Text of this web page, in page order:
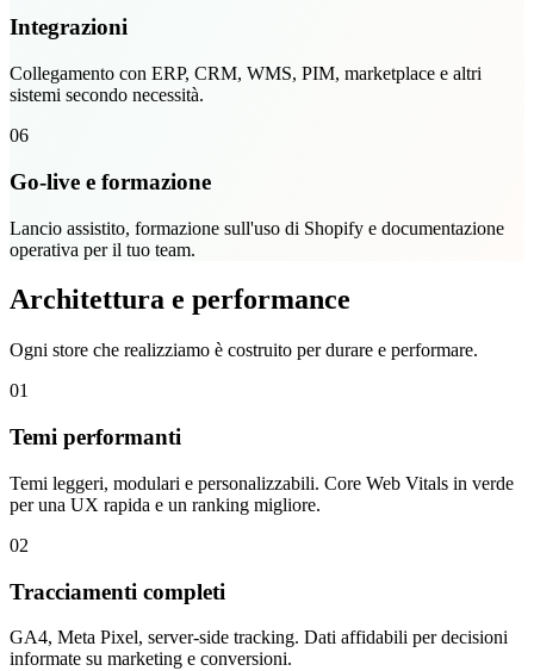
Integrazioni
Collegamento con ERP, CRM, WMS, PIM, marketplace e altri
sistemi secondo necessità.
06
Go-live e formazione
Lancio assistito, formazione sull'uso di Shopify e documentazione
operativa per il tuo team.
Architettura e performance
Ogni store che realizziamo è costruito per durare e performare.
01
Temi performanti
Temi leggeri, modulari e personalizzabili. Core Web Vitals in verde
per una UX rapida e un ranking migliore.
02
Tracciamenti completi
GA4, Meta Pixel, server-side tracking. Dati affidabili per decisioni
informate su marketing e conversioni.